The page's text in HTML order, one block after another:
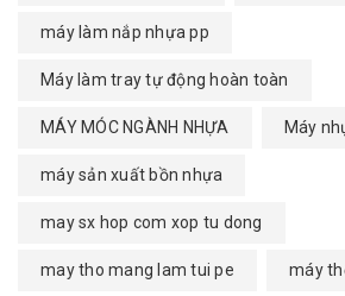
máy làm nắp nhựa pp
Máy làm tray tự động hoàn toàn
MÁY MÓC NGÀNH NHỰA Máy
máy sản xuất bồn nhựa
may sx hop com xop tu dong
may tho mang lam tui pe máy